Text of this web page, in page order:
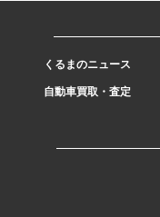
くるまのニュース
自動車買取・査定